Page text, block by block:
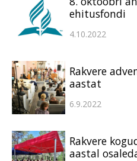
ehitusfondi
4.10.2022
Rakvere
aastat
6.9.2022
Rakvere
aastal